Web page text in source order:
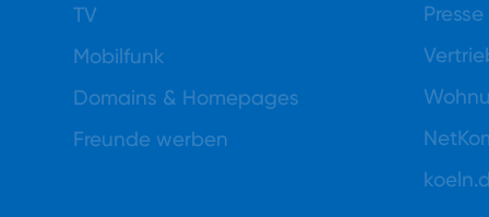
TV
Mobilfunk
Domains & Homepages
Freunde werben
Presse